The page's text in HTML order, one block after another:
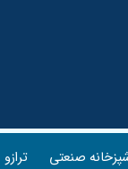
صنعتی ترازو